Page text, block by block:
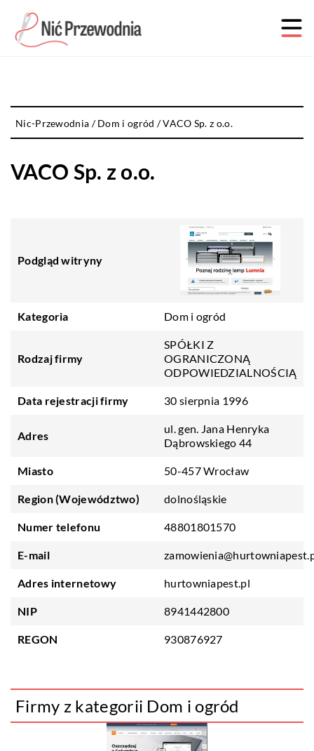
Nic-Przewodnia /Dom i ogród /VACO Sp. z o.o.
VACO Sp. z o.o.
Podgląd witryny
Kategoria Dom i ogród
Rodzaj firmy
SPÓŁKI Z
OGRANICZONĄ
ODPOWIEDZIALNOŚCIĄ
Data rejestracji firmy 30 sierpnia 1996
Adres
ul. gen. Jana Henryka
Dąbrowskiego 44
Miasto 50-457 Wrocław
Region (Województwo) dolnośląskie
Numer telefonu 48801801570
E-mail
Adres internetowy hurtowniapest.pl
NIP 8941442800
REGON 930876927
Firmy z kategorii Dom i ogród